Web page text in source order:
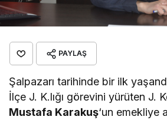
PAYLAŞ
Şalpazarı tarihinde bir ilk
İlçe J. K.lığı görevini yürüten J.
Mustafa Karakuş‘un emekliye